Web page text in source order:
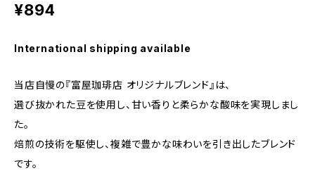
¥894
International shipping available
当店自慢の『富屋珈琲店 オリジナルブレンド』は、
選び抜かれた豆を使用し、甘い香りと柔らかな酸味を実現しまし
た。
焙煎の技術を駆使し、複雑で豊かな味わいを引き出したブレンド
です。